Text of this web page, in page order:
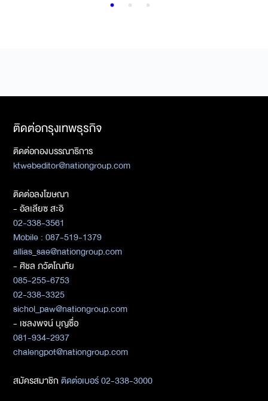
ติดต่อกรุงเทพธุรกิจ
ติดต่อกองบรรณาธิการ
ktwebeditor@nationgroup.com
ติดต่อลงโฆษณา
- อัลเลียซ สะอิ
02-338-3561
Mobile : 087-519-1379
allias_sae@nationgroup.com
- ศิชล ภวัตโณทัย
085-255-6753
02-338-3325
sichol_paw@nationgroup.com
- เชลงพจน์ บุญซื่อ
081-934-2937
chalengpot@nationgroup.com
สมัครสมาชิกติดต่อเบอร์ 02-338-3000